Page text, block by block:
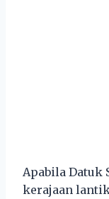
Apabila Datuk
kerajaan